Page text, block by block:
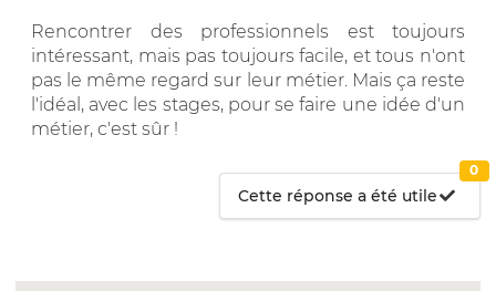
Rencontrer des professionnels est toujours
intéressant, mais pas toujours facile, et tous n'ont
pas le même regard sur leur métier. Mais ça reste
l'idéal, avec les stages, pour se faire une idée d'un
métier, c'est sûr !
Cette réponse a été utile
0